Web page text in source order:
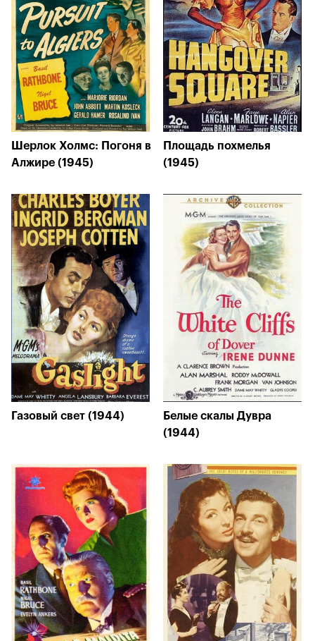
Шерлок Холмс: Погоня в
Алжире (1945)
Площадь похмелья
(1945)
Газовый свет (1944)
Белые скалы Дувра
(1944)